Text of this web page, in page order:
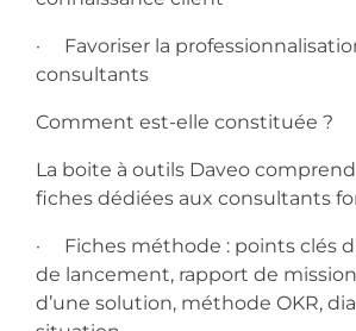
· Favoriser la
consultants
Comment est-elle constituée ?
La boite à outils Daveo
fiches dédiées aux consultants
· Fiches méthode : points clés
de lancement, rapport de
d’une solution, méthode OKR,